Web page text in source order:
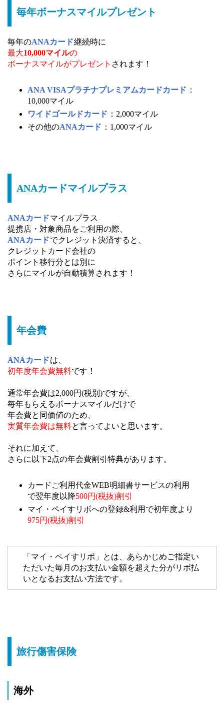
毎年ボーナスマイルプレゼント
毎年のANAカード継続時に
最大10,000マイルの
ボーナスマイルがプレゼント されます！
ANA VISAプラチナプレミアムカードカード ：
10,000マイル
ワイドゴールドカード ：2,000マイル
その他のANAカード ：1,000マイル
ANAカードマイルプラス
ANAカードマイルプラス
提携店・対象商品をご利用の際、
ANAカードでクレジット決済すると、
クレジットカード会社の
ポイント移行分とは別に
さらにマイルが自動積算されます！
年会費
ANAカードは、
初年度年会費無料です！
通常年会費は2,000円(税別)ですが、
毎年もらえるボーナスマイルだけで
年会費と同価値のため、
実質年会費は無料と言ってよいと思います。
それに加えて、
さらに以下2点の年会費割引特典があります。
カードご利用代金WEB明細書サービスの利用
で翌年度以降500円(税抜)割引
マイ・ペイすリボへの登録&利用で初年度より
975円(税抜)割引
「マイ・ペイすリボ」とは、あらかじめご指定い
ただいた毎月のお支払い金額を超えた分がリボ払
いとなるお支払い方法です。
旅行傷害保険
海外